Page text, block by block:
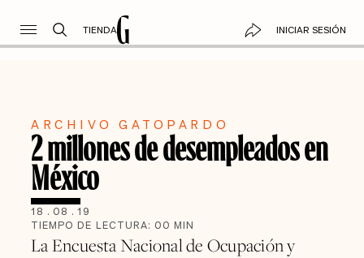
TIENDA INICIAR SESIÓN
ARCHIVO GATOPARDO
2 millones de desempleados en
México
18 . 08 . 19
TIEMPO DE LECTURA: 00 MIN
La Encuesta Nacional de Ocupación y